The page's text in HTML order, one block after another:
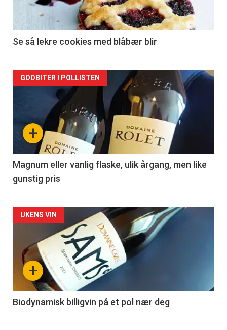
2
Se så lekre cookies med blåbær blir
Forsiden
akkurat
nå
3
+
GODBITER I POLLISTEN
Magnum eller vanlig flaske, ulik årgang, men like
gunstig pris
Forsiden
akkurat
nå
4
+
UKENS VIN
Biodynamisk billigvin på et pol nær deg